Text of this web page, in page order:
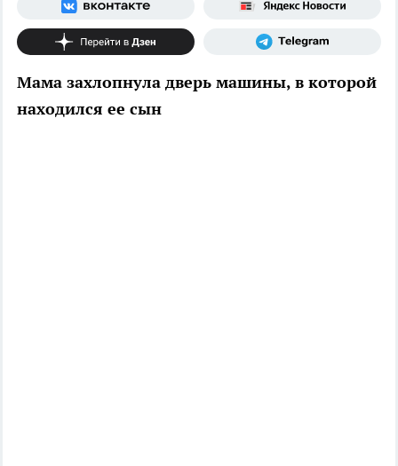
Мама захлопнула дверь машины, в которой
находился ее сын